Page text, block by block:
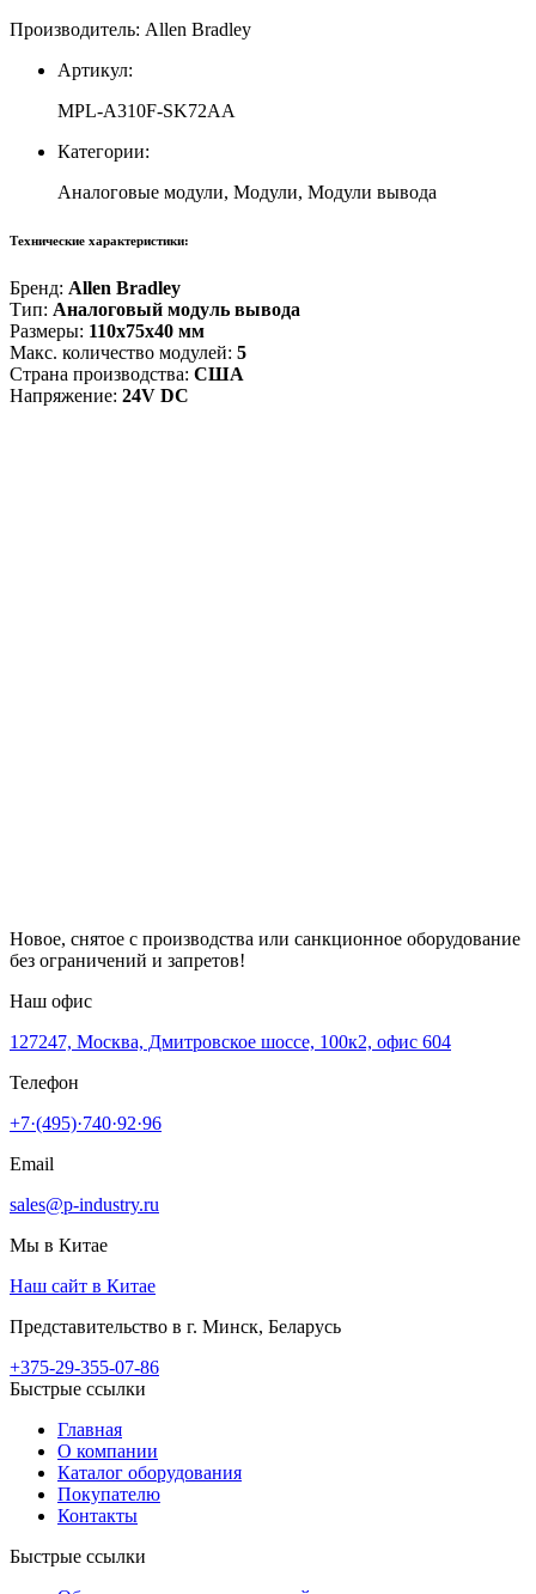
Производитель: Allen Bradley
Артикул:
MPL-A310F-SK72AA
Категории:
Аналоговые модули, Модули, Модули вывода
Технические характеристики:
Бренд: Allen Bradley
Тип: Аналоговый модуль вывода
Размеры: 110x75x40 мм
Макс. количество модулей: 5
Страна производства: США
Напряжение: 24V DC
Новое, снятое с производства или санкционное оборудование
без ограничений и запретов!
Наш офис
127247, Москва, Дмитровское шоссе, 100к2, офис 604
Телефон
+7·(495)·740·92·96
Email
sales@p-industry.ru
Мы в Китае
Наш сайт в Китае
Представительство в г. Минск, Беларусь
+375-29-355-07-86
Быстрые ссылки
Главная
О компании
Каталог оборудования
Покупателю
Контакты
Быстрые ссылки